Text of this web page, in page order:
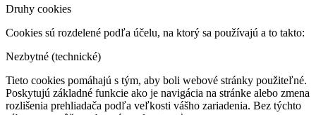
Druhy cookies
Cookies sú rozdelené podľa účelu, na ktorý sa používajú a to takto:
Nezbytné (technické)
Tieto cookies pomáhajú s tým, aby boli webové stránky použiteľné.
Poskytujú základné funkcie ako je navigácia na stránke alebo zmena
rozlišenia prehliadača podľa veľkosti vášho zariadenia. Bez týchto